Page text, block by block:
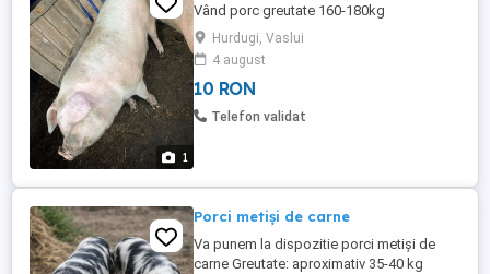
1
Vând porc greutate 160-180kg
Hurdugi, Vaslui
4 august
10 RON
Telefon validat
Porci metiși de carne
Va punem la dispozitie porci metiși de
carne Greutate: aproximativ 35-40 kg